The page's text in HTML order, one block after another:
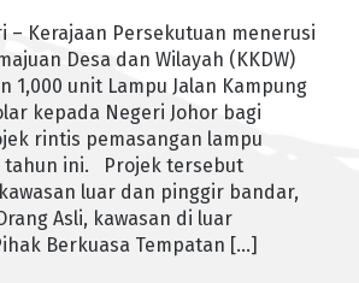
– Kerajaan Persekutuan menerusi
Desa dan Wilayah (KKDW)
1,000 unit Lampu Jalan Kampung
kepada Negeri Johor bagi
rintis pemasangan lampu
tahun ini. Projek tersebut
luar dan pinggir bandar,
Asli, kawasan di luar
Berkuasa Tempatan […]